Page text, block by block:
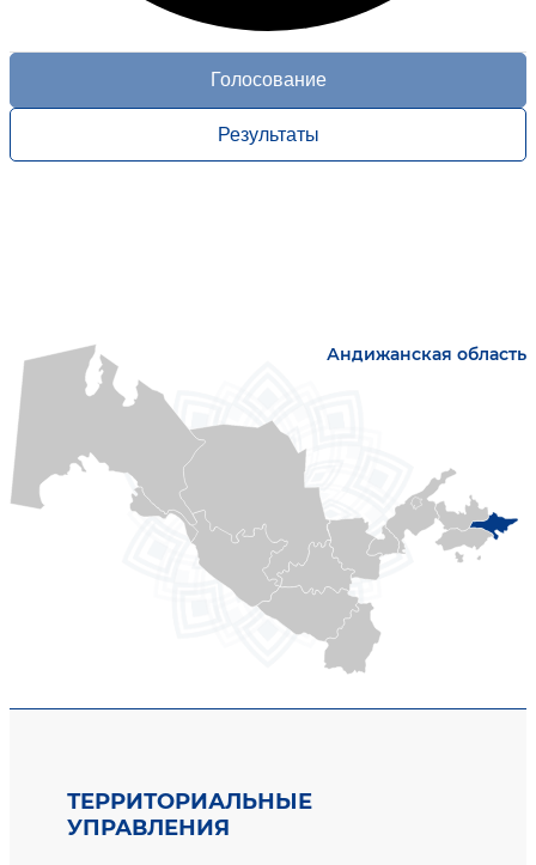
Голосование
Результаты
Андижанская область
ТЕРРИТОРИАЛЬНЫЕ
УПРАВЛЕНИЯ